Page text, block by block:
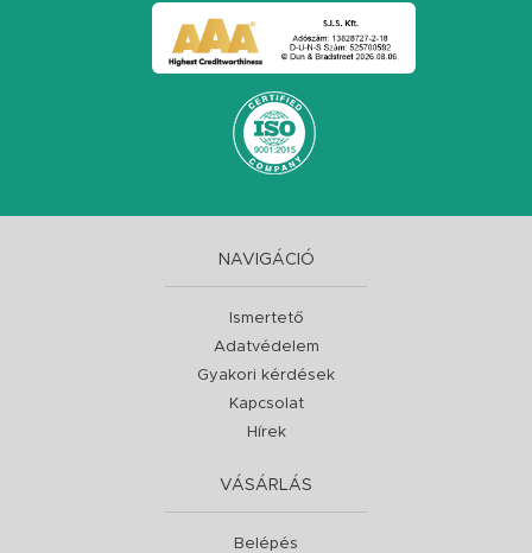
NAVIGÁCIÓ
Ismertető
Adatvédelem
Gyakori kérdések
Kapcsolat
Hírek
VÁSÁRLÁS
Belépés